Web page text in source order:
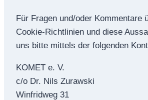
Für Fragen und/oder Kommentare
Cookie-Richtlinien und diese
uns bitte mittels der folgenden
KOMET e. V.
c/o Dr. Nils Zurawski
Winfridweg 31